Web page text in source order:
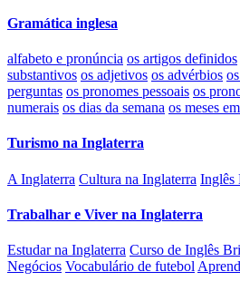
Gramática inglesa
alfabeto e pronúncia os artigos definidos
substantivos os adjetivos os advérbios
perguntas os pronomes pessoais os
numerais os dias da semana os meses
Turismo na Inglaterra
A Inglaterra Cultura na Inglaterra Inglês
Trabalhar e Viver na Inglaterra
Estudar na Inglaterra Curso de Inglês
Negócios Vocabulário de futebol